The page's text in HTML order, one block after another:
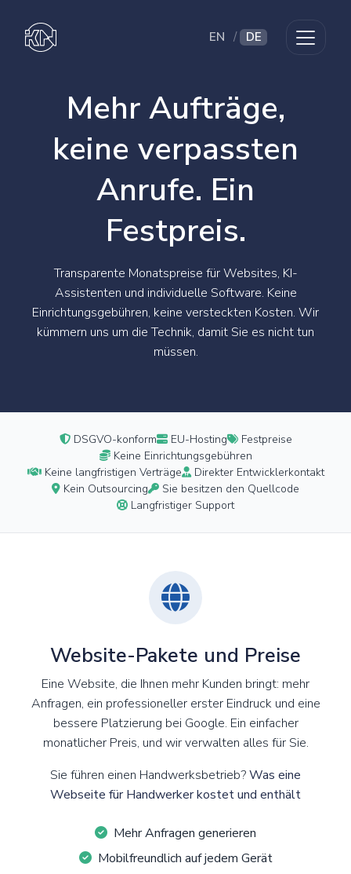
EN / DE
Mehr Aufträge,
keine verpassten
Anrufe. Ein
Festpreis.
Transparente Monatspreise für Websites, KI-
Assistenten und individuelle Software. Keine
Einrichtungsgebühren, keine versteckten Kosten. Wir
kümmern uns um die Technik, damit Sie es nicht tun
müssen.
DSGVO-konform EU-Hosting
Festpreise
Keine Einrichtungsgebühren
Keine langfristigen Verträge
Direkter Entwicklerkontakt
Kein Outsourcing
Sie besitzen den Quellcode
Langfristiger Support
Website-Pakete und Preise
Eine Website, die Ihnen mehr Kunden bringt: mehr
Anfragen, ein professioneller erster Eindruck und eine
bessere Platzierung bei Google. Ein einfacher
monatlicher Preis, und wir verwalten alles für Sie.
Sie führen einen Handwerksbetrieb?Was eine
Webseite für Handwerker kostet und enthält
Mehr Anfragen generieren
Mobilfreundlich auf jedem Gerät